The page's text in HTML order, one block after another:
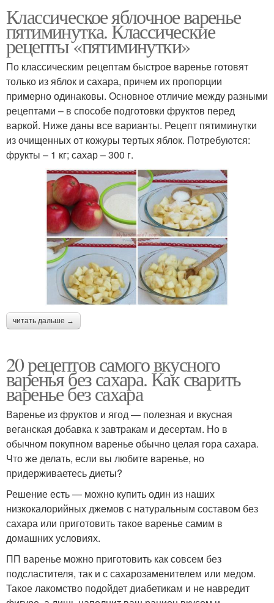
Варение с пектином Варения с пектином
Варения на основе
Классическое яблочное варенье
пятиминутка. Классические
рецепты «пятиминутки»
По классическим рецептам быстрое варенье готовят
только из яблок и сахара, причем их пропорции
примерно одинаковы. Основное отличие между разными
рецептами – в способе подготовки фруктов перед
варкой. Ниже даны все варианты. Рецепт пятиминутки
из очищенных от кожуры тертых яблок. Потребуются:
фрукты – 1 кг; сахар – 300 г.
читать дальше →
20 рецептов самого вкусного
варенья без сахара. Как сварить
варенье без сахара
Варенье из фруктов и ягод — полезная и вкусная
веганская добавка к завтракам и десертам. Но в
обычном покупном варенье обычно целая гора сахара.
Что же делать, если вы любите варенье, но
придерживаетесь диеты?
Решение есть — можно купить один из наших
низкокалорийных джемов с натуральным составом без
сахара или приготовить такое варенье самим в
домашних условиях.
ПП варенье можно приготовить как совсем без
подсластителя, так и с сахарозаменителем или медом.
Такое лакомство подойдет диабетикам и не навредит